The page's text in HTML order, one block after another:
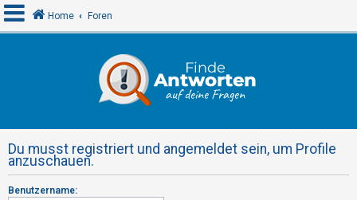
e
l
d
Home Foren
Du musst registriert und angemeldet sein, um Profile
anzuschauen.
Benutzername: